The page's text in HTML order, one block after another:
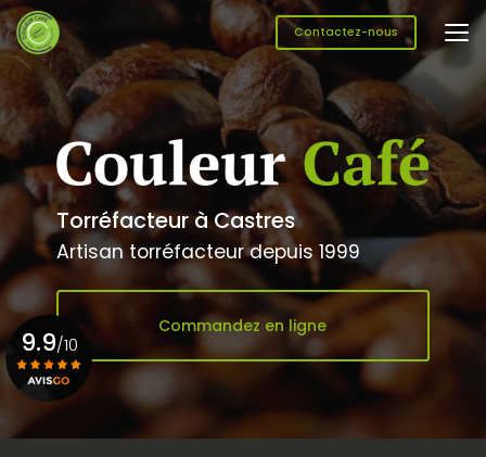
Aller
au
contenu
principal
Contactez-nous
Torréfacteur à Castres
Artisan torréfacteur depuis 1999
Commandez en ligne
9.9/10